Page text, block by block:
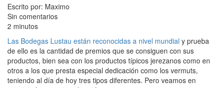
Escrito por: Maximo
Sin comentarios
2 minutos
Las Bodegas Lustau están reconocidas a nivel mundial y prueba
de ello es la cantidad de premios que se consiguen con sus
productos, bien sea con los productos típicos jerezanos como en
otros a los que presta especial dedicación como los vermuts,
teniendo al día de hoy tres tipos diferentes. Pero veamos en